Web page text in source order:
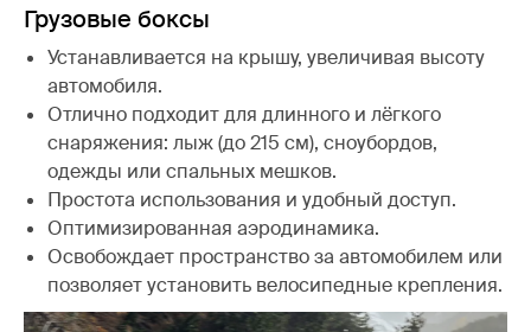
Грузовые боксы
Устанавливается на крышу, увеличивая высоту
автомобиля.
Отлично подходит для длинного и лёгкого
снаряжения: лыж (до 215 см), сноубордов,
одежды или спальных мешков.
Простота использования и удобный доступ.
Оптимизированная аэродинамика.
Освобождает пространство за автомобилем или
позволяет установить велосипедные крепления.